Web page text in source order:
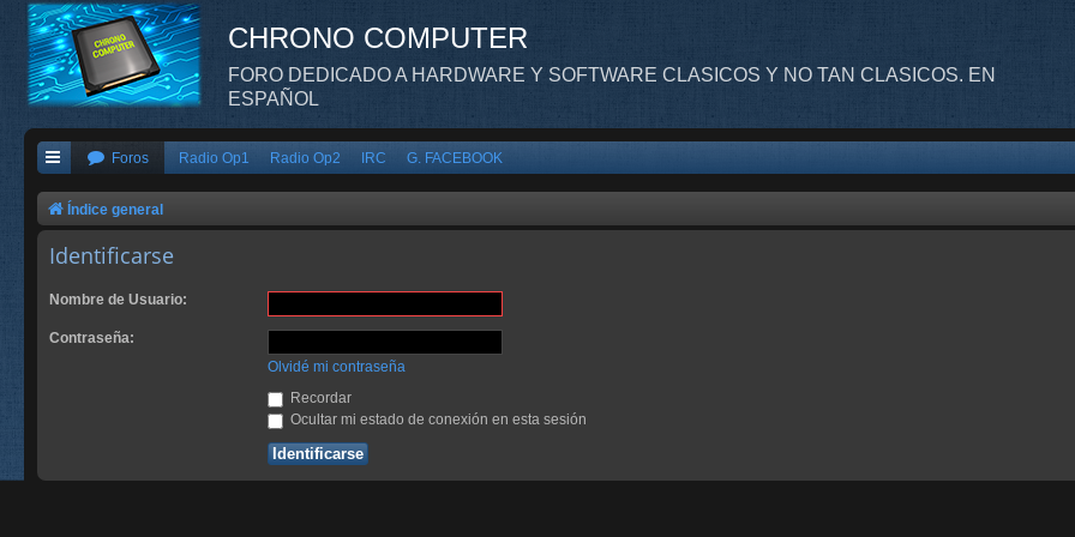
CHRONO COMPUTER
FORO DEDICADO A HARDWARE Y SOFTWARE CLASICOS Y NO TAN CLASICOS. EN
ESPAÑOL
Foros Radio Op1 Radio Op2 IRC G. FACEBOOK
Índice general
Identificarse
Nombre de Usuario:
Contraseña:
Olvidé mi contraseña
Recordar
Ocultar mi estado de conexión en esta sesión